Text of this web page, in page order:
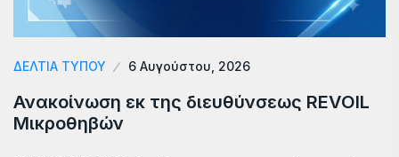
ΔΕΛΤΙΑ ΤΥΠΟΥ 6 Αυγούστου, 2026
Ανακοίνωση εκ της διευθύνσεως REVOIL
Μικροθηβών